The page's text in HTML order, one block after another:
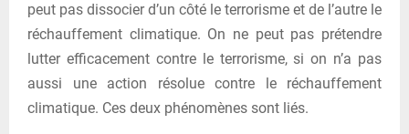
peut pas dissocier d’un côté le terrorisme et de l’autre le
réchauffement climatique. On ne peut pas prétendre
lutter efficacement contre le terrorisme, si on n’a pas
aussi une action résolue contre le réchauffement
climatique. Ces deux phénomènes sont liés.